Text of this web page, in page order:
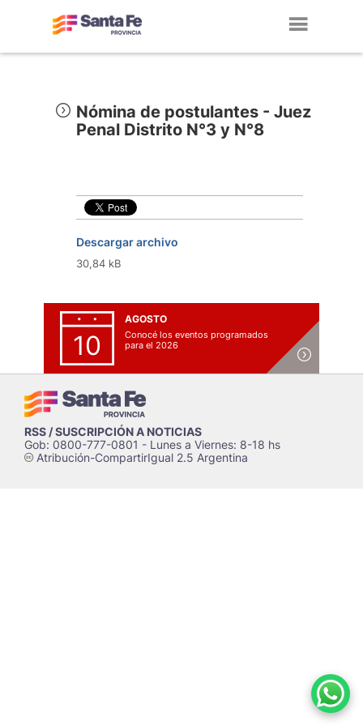
Nómina de postulantes - Juez
Penal Distrito N°3 y N°8
Descargar archivo
30,84 kB
10
AGOSTO
Conocé los eventos programados
para el 2026
RSS / SUSCRIPCIÓN A NOTICIAS
Gob: 0800-777-0801 - Lunes a Viernes: 8-18 hs
cAtribución-CompartirIgual 2.5 Argentina